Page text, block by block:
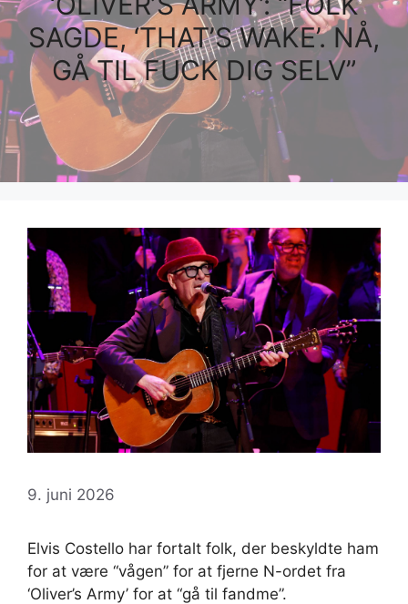
SAGDE, ‘THAT’S WAKE’. NÅ,
GÅ TIL FUCK DIG SELV”
9. juni 2026
Elvis Costello har fortalt folk, der beskyldte ham
for at være “vågen” for at fjerne N-ordet fra
‘Oliver’s Army’ for at “gå til fandme”.